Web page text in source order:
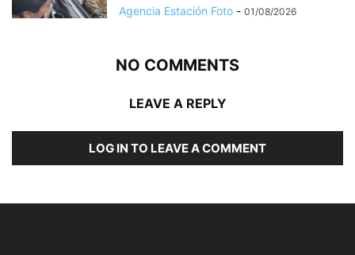
Agencia Estación Foto - 01/08/2026
NO COMMENTS
LEAVE A REPLY
LOG IN TO LEAVE A COMMENT